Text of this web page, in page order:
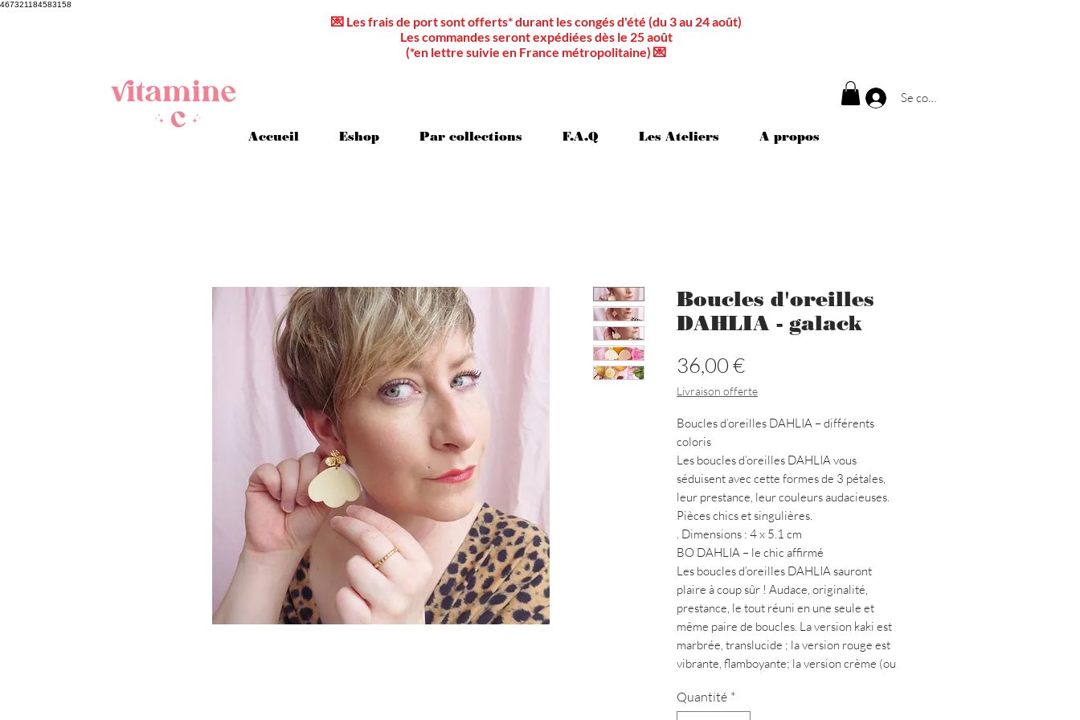
467321184583158
💌 Les frais de port sont offerts* durant les congés d'été (du 3 au 24 août)
Les commandes seront expédiées dès le 25 août
(*en lettre suivie en France métropolitaine) 💌
Accueil Eshop Par collections F.A.Q Les Ateliers A propos
Se connecter
Boucles d'oreilles
DAHLIA - galack
36,00 €Prix
Livraison offerte
Boucles d’oreilles DAHLIA – différents
coloris
Les boucles d’oreilles DAHLIA vous
séduisent avec cette formes de 3 pétales,
leur prestance, leur couleurs audacieuses.
Pièces chics et singulières.
. Dimensions : 4 x 5.1 cm
BO DAHLIA – le chic affirmé
Les boucles d’oreilles DAHLIA sauront
plaire à coup sûr ! Audace, originalité,
prestance, le tout réuni en une seule et
même paire de boucles. La version kaki est
marbrée, translucide ; la version rouge est
vibrante, flamboyante; la version crème (ou
enfance) est douce et contrastée et enfin la
Quantité *